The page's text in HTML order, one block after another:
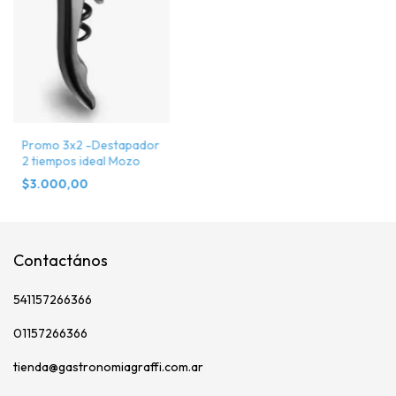
Promo 3x2 -Destapador
2 tiempos ideal Mozo
$3.000,00
Contactános
541157266366
01157266366
tienda@gastronomiagraffi.com.ar